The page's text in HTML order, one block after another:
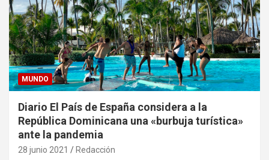
MUNDO
Diario El País de España considera a la
República Dominicana una «burbuja turística»
ante la pandemia
28 junio 2021 Redacción